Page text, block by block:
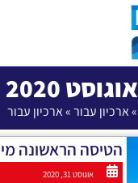
אוגוסט 2020
»ארכיון עבור»ארכיון עבור
הטיסה הראשונה
אוגוסט 31, 2020